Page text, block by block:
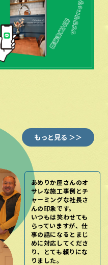
あめりか屋さんのオ
サレな施工事例とチ
ャーミングな社長さ
んの印象です。
いつもは笑わせても
らっていますが、仕
事の話になるとまじ
めに対応してくださ
り、とても頼りにな
りました。
もっと見る ＞＞